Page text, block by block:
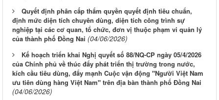
Quyết định phân cấp thẩm quyền quyết định tiêu chuẩn,
định mức diện tích chuyên dùng, diện tích công trình sự
nghiệp tại các cơ quan, tổ chức, đơn vị thuộc phạm vi quản lý
của thành phố Đồng Nai (04/06/2026)
Kế hoạch triển khai Nghị quyết số 88/NQ-CP ngày 05/4/2026
của Chính phủ về thúc đẩy phát triển thị trường trong nước,
kích cầu tiêu dùng, đẩy mạnh Cuộc vận động "Người Việt Nam
ưu tiên dùng hàng Việt Nam" trên địa bàn thành phố Đồng Nai
(04/06/2026)